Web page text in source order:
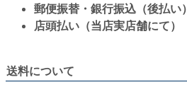
郵便振替・銀行振込（後払い）
店頭払い（当店実店舗にて）
送料について